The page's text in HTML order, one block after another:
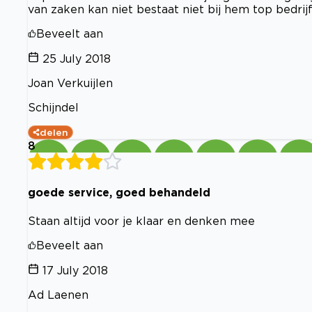
van zaken kan niet bestaat niet bij hem top bedrijf
Beveelt aan
25 July 2018
Joan Verkuijlen
Schijndel
delen
8
goede service, goed behandeld
Staan altijd voor je klaar en denken mee
Beveelt aan
17 July 2018
Ad Laenen